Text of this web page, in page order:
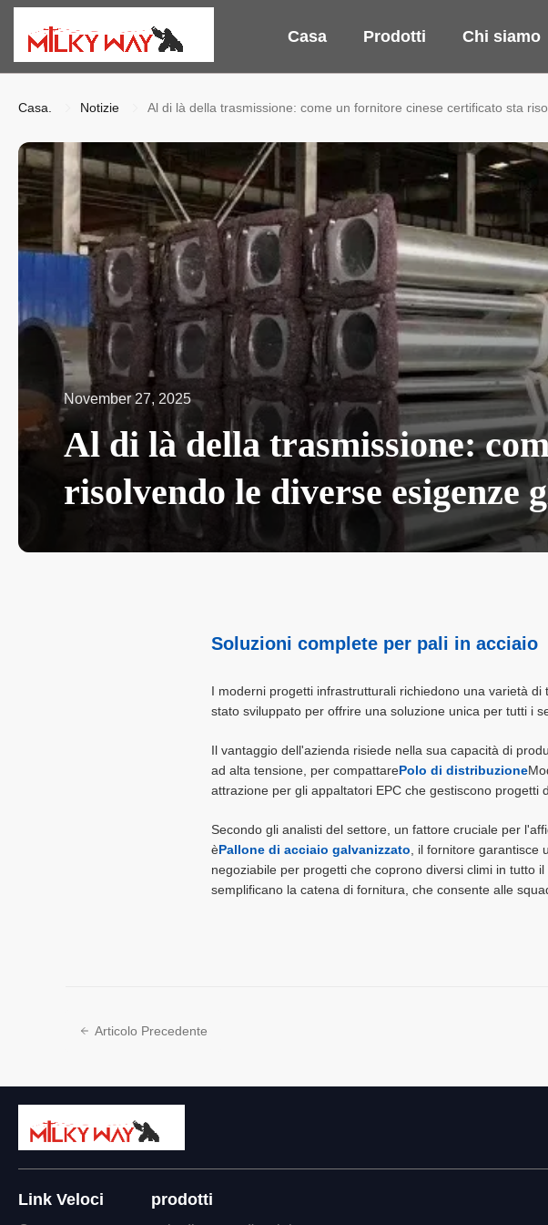
Casa Prodotti Chi siamo
Casa. Notizie Al di là della trasmissione: come un fornitore cinese certificato sta
November 27, 2025
Al di là della trasmissione:
risolvendo le diverse
Soluzioni complete per pali in acciaio
I moderni progetti infrastrutturali richiedono una varietà
stato sviluppato per offrire una soluzione unica per tutti i
Il vantaggio dell'azienda risiede nella sua capacità di
ad alta tensione, per compattarePolo di distribuzione
attrazione per gli appaltatori EPC che gestiscono progetti
Secondo gli analisti del settore, un fattore cruciale per
èPallone di acciaio galvanizzato , il fornitore
negoziabile per progetti che coprono diversi climi in tutto
semplificano la catena di fornitura, che consente alle
Articolo Precedente
Link Veloci prodotti